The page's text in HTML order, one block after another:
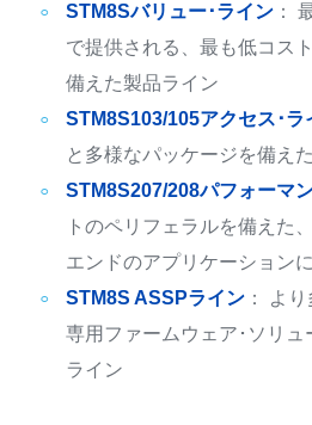
STM8Sバリュー･ライン：
で提供される、最も低コス
備えた製品ライン
STM8S103/105アクセス･ラ
と多様なパッケージを備え
STM8S207/208パフォーマ
トのペリフェラルを備えた
エンドのアプリケーション
STM8S ASSPライン： より
専用ファームウェア･ソリ
ライン